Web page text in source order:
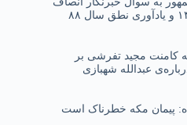
کامنت مجید تفرشی بر
عبدالله شهبازی
پیمان مکه خطرناک است